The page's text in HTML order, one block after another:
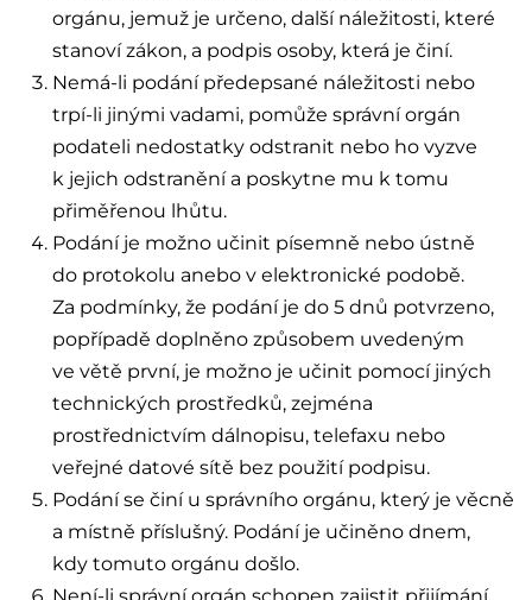
orgánu, jemuž je určeno, další náležitosti, které
stanoví zákon, a podpis osoby, která je činí.
Nemá-li podání předepsané náležitosti nebo
trpí-li jinými vadami, pomůže správní orgán
podateli nedostatky odstranit nebo ho vyzve
k jejich odstranění a poskytne mu k tomu
přiměřenou lhůtu.
Podání je možno učinit písemně nebo ústně
do protokolu anebo v elektronické podobě.
Za podmínky, že podání je do 5 dnů potvrzeno,
popřípadě doplněno způsobem uvedeným
ve větě první, je možno je učinit pomocí jiných
technických prostředků, zejména
prostřednictvím dálnopisu, telefaxu nebo
veřejné datové sítě bez použití podpisu.
Podání se činí u správního orgánu, který je věcně
a místně příslušný. Podání je učiněno dnem,
kdy tomuto orgánu došlo.